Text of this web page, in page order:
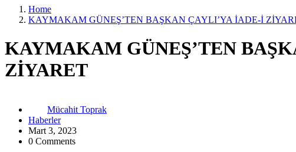
Home
KAYMAKAM GÜNEŞ’TEN BAŞKAN ÇAYLI’YA İADE-İ
KAYMAKAM GÜNEŞ’TEN
ZİYARET
Mücahit Toprak
Haberler
Mart 3, 2023
0 Comments